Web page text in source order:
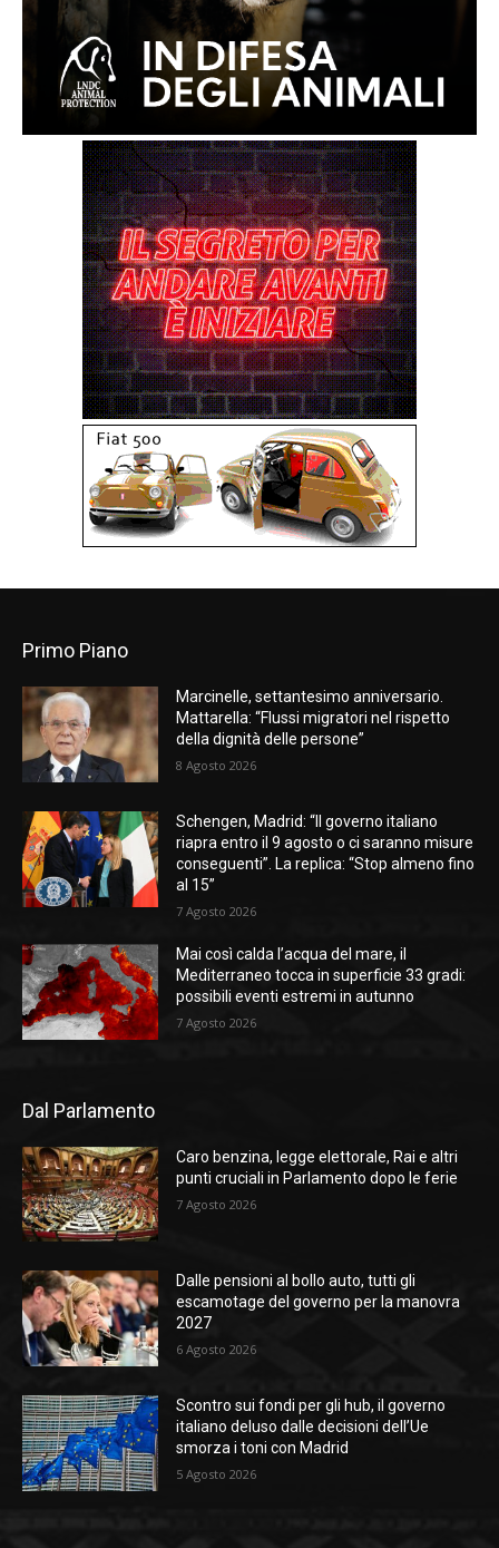
Primo Piano
Marcinelle, settantesimo anniversario.
Mattarella: “Flussi migratori nel rispetto
della dignità delle persone”
8 Agosto 2026
Schengen, Madrid: “Il governo italiano
riapra entro il 9 agosto o ci saranno misure
conseguenti”. La replica: “Stop almeno fino
al 15”
7 Agosto 2026
Mai così calda l’acqua del mare, il
Mediterraneo tocca in superficie 33 gradi:
possibili eventi estremi in autunno
7 Agosto 2026
Dal Parlamento
Caro benzina, legge elettorale, Rai e altri
punti cruciali in Parlamento dopo le ferie
7 Agosto 2026
Dalle pensioni al bollo auto, tutti gli
escamotage del governo per la manovra
2027
6 Agosto 2026
Scontro sui fondi per gli hub, il governo
italiano deluso dalle decisioni dell’Ue
smorza i toni con Madrid
5 Agosto 2026